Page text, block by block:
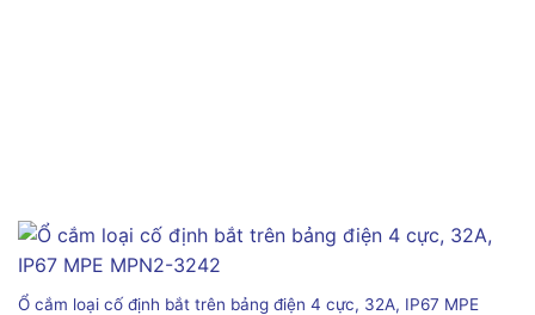
Ổ cắm loại cố định bắt trên bảng điện 4 cực, 32A, IP67 MPE